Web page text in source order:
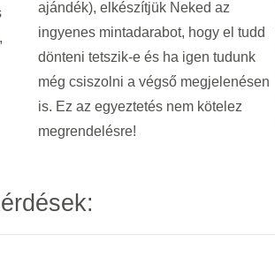
ajándék), elkészítjük Neked az
ingyenes mintadarabot, hogy el tudd
dönteni tetszik-e és ha igen tudunk
még csiszolni a végső megjelenésen
is. Ez az egyeztetés nem kötelez
megrendelésre!